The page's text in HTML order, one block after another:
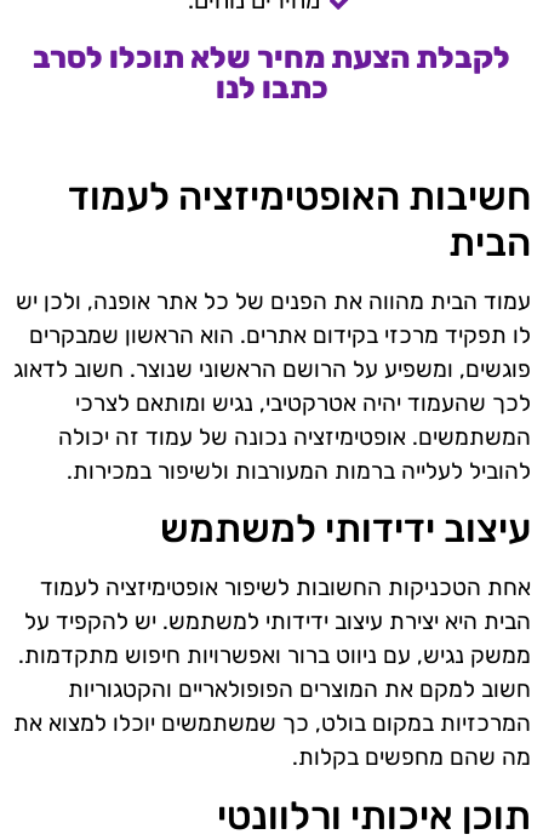
לקבלת הצעת מחיר שלא תוכלו לסרב
כתבו לנו
חשיבות האופטימיזציה לעמוד
הבית
עמוד הבית מהווה את הפנים של כל אתר אופנה, ולכן יש
לו תפקיד מרכזי בקידום אתרים. הוא הראשון שמבקרים
פוגשים, ומשפיע על הרושם הראשוני שנוצר. חשוב לדאוג
לכך שהעמוד יהיה אטרקטיבי, נגיש ומותאם לצרכי
המשתמשים. אופטימיזציה נכונה של עמוד זה יכולה
להוביל לעלייה ברמות המעורבות ולשיפור במכירות.
עיצוב ידידותי למשתמש
אחת הטכניקות החשובות לשיפור אופטימיזציה לעמוד
הבית היא יצירת עיצוב ידידותי למשתמש. יש להקפיד על
ממשק נגיש, עם ניווט ברור ואפשרויות חיפוש מתקדמות.
חשוב למקם את המוצרים הפופולאריים והקטגוריות
המרכזיות במקום בולט, כך שמשתמשים יוכלו למצוא את
מה שהם מחפשים בקלות.
תוכן איכותי ורלוונטי